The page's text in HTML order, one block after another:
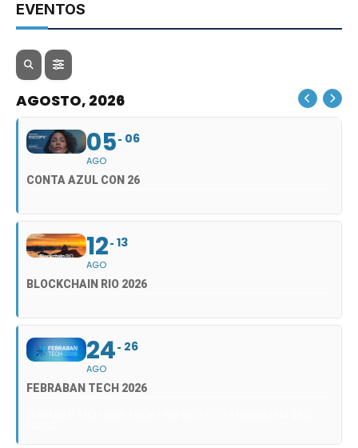
EVENTOS
AGOSTO, 2026
05
AGO
06
CONTA AZUL CON 26
12
AGO
13
BLOCKCHAIN RIO 2026
24
AGO
26
FEBRABAN TECH 2026